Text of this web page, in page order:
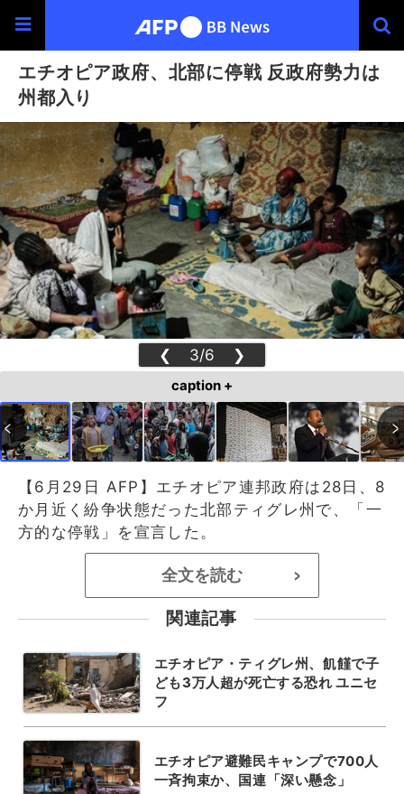
エチオピア政府、北部に停戦 反政府勢力は
州都入り
❮ 3/6 ❯
caption +
【6月29日 AFP】エチオピア連邦政府は28日、8
か月近く紛争状態だった北部ティグレ州で、「一
方的な停戦」を宣言した。
全文を読む >
関連記事
エチオピア・ティグレ州、飢饉で子
ども3万人超が死亡する恐れ ユニセ
フ
エチオピア避難民キャンプで700人
一斉拘束か、国連「深い懸念」